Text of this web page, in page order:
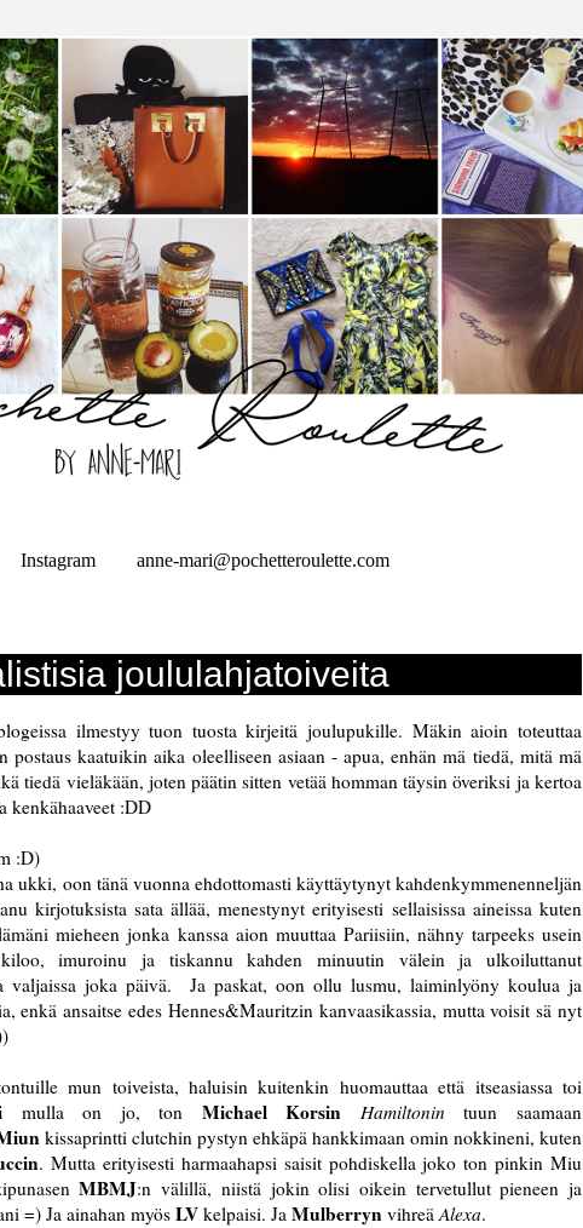
Instagram anne-mari@pochetteroulette.com
joululahjatoiveita
ilmestyy tuon tuosta kirjeitä joulupukille. Mäkin aioin toteuttaa
postaus kaatuikin aika oleelliseen asiaan - apua, enhän mä tiedä, mitä mä
tiedä vieläkään, joten päätin sitten vetää homman täysin överiksi ja kertoa
:DD
ukki, oon tänä vuonna ehdottomasti käyttäytynyt kahdenkymmenenneljän
kirjotuksista sata ällää, menestynyt erityisesti sellaisissa aineissa kuten
mieheen jonka kanssa aion muuttaa Pariisiin, nähny tarpeeks usein
imuroinu ja tiskannu kahden minuutin välein ja ulkoiluttanut
valjaissa joka päivä. Ja paskat, oon ollu lusmu, laiminlyöny koulua ja
enkä ansaitse edes Hennes&Mauritzin kanvaasikassia, mutta voisit sä nyt
mun toiveista, haluisin kuitenkin huomauttaa että itseasiassa toi
mulla on jo, ton Michael Korsin Hamiltonin tuun saamaan
kissaprintti clutchin pystyn ehkäpä hankkimaan omin nokkineni, kuten
. Mutta erityisesti harmaahapsi saisit pohdiskella joko ton pinkin Miu
MBMJ:n välillä, niistä jokin olisi oikein tervetullut pieneen ja
=) Ja ainahan myös LV kelpaisi. Ja Mulberryn vihreä Alexa.